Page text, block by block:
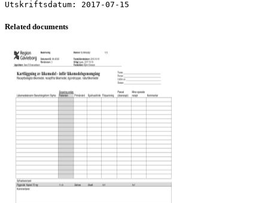
Related documents